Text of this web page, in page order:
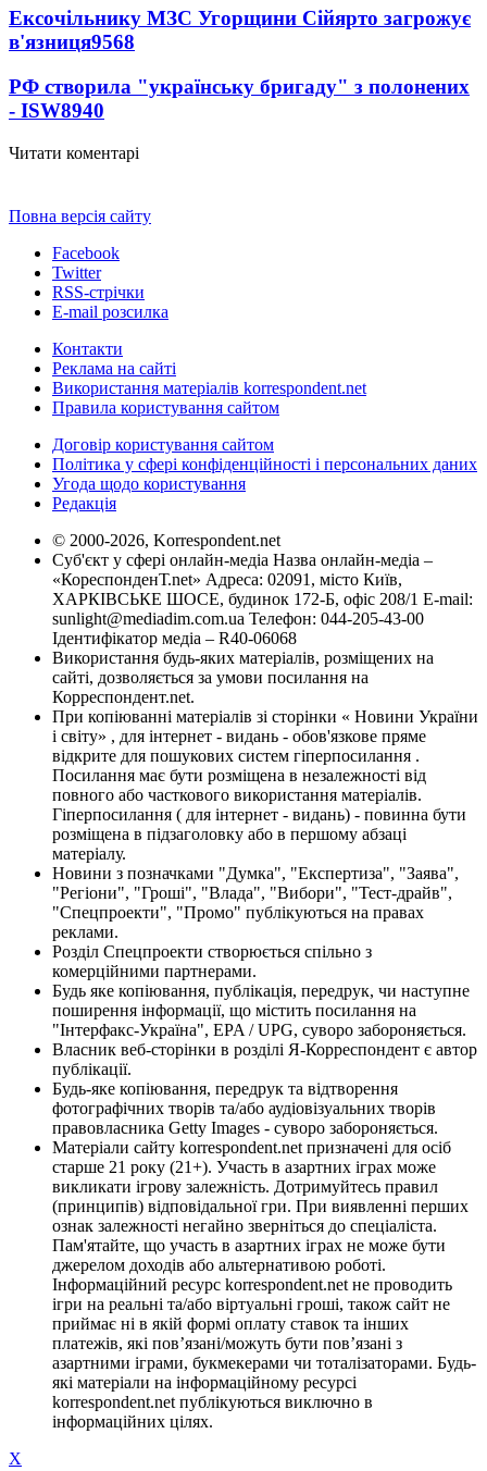
Ексочільнику МЗС Угорщини Сійярто загрожує
в'язниця9568
РФ створила "українську бригаду" з полонених
- ISW8940
Читати коментарі
Повна версія сайту
Facebook
Twitter
RSS-стрічки
E-mail розсилка
Контакти
Реклама на сайті
Використання матеріалів korrespondent.net
Правила користування сайтом
Договір користування сайтом
Політика у сфері конфіденційності і персональних даних
Угода щодо користування
Редакція
© 2000-2026, Korrespondent.net
Суб'єкт у сфері онлайн-медіа Назва онлайн-медіа –
«КореспонденТ.net» Адреса: 02091, місто Київ,
ХАРКІВСЬКЕ ШОСЕ, будинок 172-Б, офіс 208/1 E-mail:
sunlight@mediadim.com.ua Телефон: 044-205-43-00
Ідентифікатор медіа – R40-06068
Використання будь-яких матеріалів, розміщених на
сайті, дозволяється за умови посилання на
Корреспондент.net.
При копіюванні матеріалів зі сторінки « Новини України
і світу» , для інтернет - видань - обов'язкове пряме
відкрите для пошукових систем гіперпосилання .
Посилання має бути розміщена в незалежності від
повного або часткового використання матеріалів.
Гіперпосилання ( для інтернет - видань) - повинна бути
розміщена в підзаголовку або в першому абзаці
матеріалу.
Новини з позначками "Думка", "Експертиза", "Заява",
"Регіони", "Гроші", "Влада", "Вибори", "Тест-драйв",
"Спецпроекти", "Промо" публікуються на правах
реклами.
Розділ Спецпроекти створюється спільно з
комерційними партнерами.
Будь яке копіювання, публікація, передрук, чи наступне
поширення інформації, що містить посилання на
"Інтерфакс-Україна", EPA / UPG, суворо забороняється.
Власник веб-сторінки в розділі Я-Корреспондент є автор
публікації.
Будь-яке копіювання, передрук та відтворення
фотографічних творів та/або аудіовізуальних творів
правовласника Getty Images - суворо забороняється.
Матеріали сайту korrespondent.net призначені для осіб
старше 21 року (21+). Участь в азартних іграх може
викликати ігрову залежність. Дотримуйтесь правил
(принципів) відповідальної гри. При виявленні перших
ознак залежності негайно зверніться до спеціаліста.
Пам'ятайте, що участь в азартних іграх не може бути
джерелом доходів або альтернативою роботі.
Інформаційний ресурс korrespondent.net не проводить
ігри на реальні та/або віртуальні гроші, також сайт не
приймає ні в якій формі оплату ставок та інших
платежів, які пов’язані/можуть бути пов’язані з
азартними іграми, букмекерами чи тоталізаторами. Будь-
які матеріали на інформаційному ресурсі
korrespondent.net публікуються виключно в
інформаційних цілях.
X